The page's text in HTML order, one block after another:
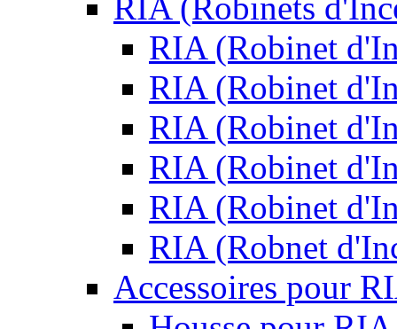
RIA (Robinet
RIA (Robinet
RIA (Robinet
RIA (Robinet
RIA (Robinet
RIA (Robnet
Accessoires pour